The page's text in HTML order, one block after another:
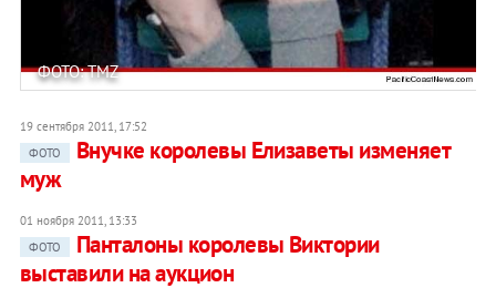
ФОТО: TMZ
19 сентября 2011, 17:52
ФОТО
Внучке королевы Елизаветы изменяет
муж
01 ноября 2011, 13:33
ФОТО
Панталоны королевы Виктории
выставили на аукцион